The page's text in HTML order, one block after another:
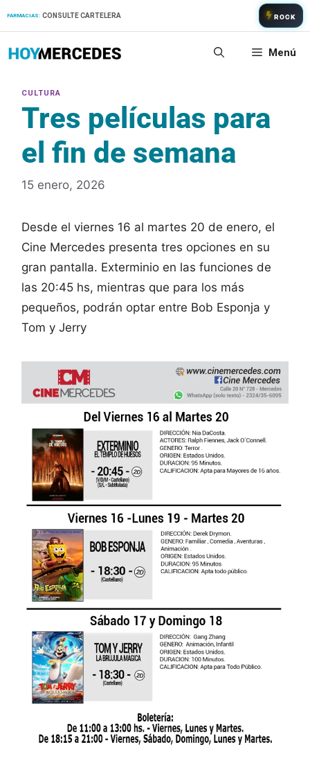
FARMACIAS: CONSULTE CARTELERA ROCK
Menú
Tres películas para
el fin de semana
15 enero, 2026
Desde el viernes 16 al martes 20 de enero, el
Cine Mercedes presenta tres opciones en su
gran pantalla. Exterminio en las funciones de
las 20:45 hs, mientras que para los más
pequeños, podrán optar entre Bob Esponja y
Tom y Jerry